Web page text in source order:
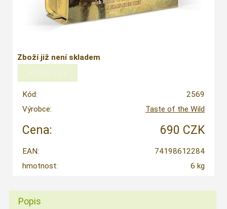
Zboží již není skladem
Kód:
2569
Výrobce:
Taste of the Wild
Cena: 690 CZK
EAN:
74198612284
hmotnost:
6 kg
Popis